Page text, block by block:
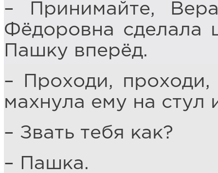
– Принимайте,
Фёдоровна сделала
Пашку вперёд.
– Проходи, проходи,
махнула ему на стул
– Звать тебя как?
– Пашка.